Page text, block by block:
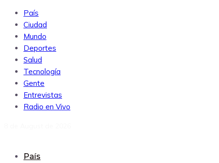
País
Ciudad
Mundo
Deportes
Salud
Tecnología
Gente
Entrevistas
Radio en Vivo
País